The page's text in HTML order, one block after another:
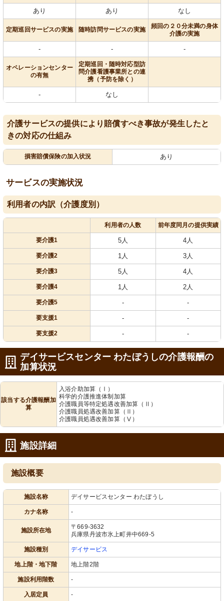
あり あり なし
定期巡回サービスの実施 随時訪問サービスの実施
頻回の２０分未満の身体
介護の実施
- - -
オペレーションセンター
の有無
定期巡回・随時対応型訪
問介護看護事業所との連
携（予防を除く）
- なし
介護サービスの提供により賠償すべき事故が発生したと
きの対応の仕組み
損害賠償保険の加入状況 あり
サービスの実施状況
利用者の内訳（介護度別）
利用者の人数 前年度同月の提供実績
要介護1 5人 4人
要介護2 1人 3人
要介護3 5人 4人
要介護4 1人 2人
要介護5 - -
要支援1 - -
要支援2 - -
デイサービスセンター わたぼうしの介護報酬の
加算状況
該当する介護報酬加
算
入浴介助加算（Ⅰ）
科学的介護推進体制加算
介護職員等特定処遇改善加算（Ⅱ）
介護職員処遇改善加算（Ⅱ）
介護職員処遇改善加算（Ⅴ）
施設詳細
施設概要
施設名称 デイサービスセンター わたぼうし
カナ名称 -
施設所在地
〒669-3632
兵庫県丹波市氷上町井中669-5
施設種別 デイサービス
地上階・地下階 地上階2階
施設利用階数 -
入居定員 -